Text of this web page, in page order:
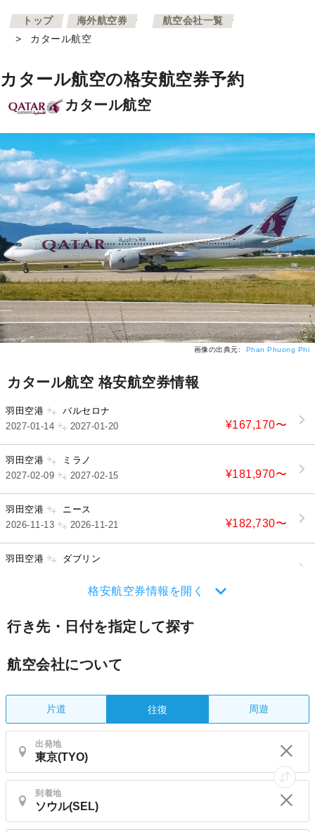
トップ >
海外航空券 >
航空会社一覧
>
カタール航空
カタール航空の格安航空券予約
カタール航空
画像の出典元: Phan Phuong Phi
カタール航空 格安航空券情報
羽田空港 バルセロナ
¥167,170〜
2027-01-14 2027-01-20
羽田空港 ミラノ
¥181,970〜
2027-02-09 2027-02-15
羽田空港 ニース
¥182,730〜
2026-11-13 2026-11-21
羽田空港 ダブリン
格安航空券情報を開く
行き先・日付を指定して探す
航空会社について
片道 往復 周遊
出発地
到着地